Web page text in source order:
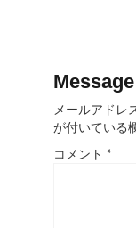
Message
メールアドレ
が付いている
コメント *